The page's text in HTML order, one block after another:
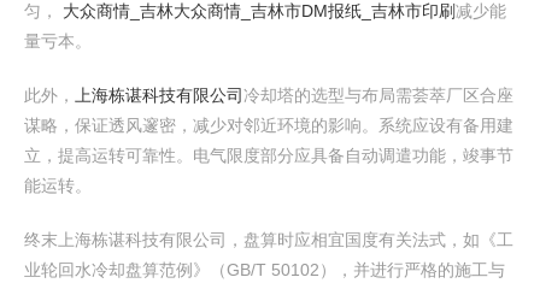
匀， 大众商情_吉林大众商情_吉林市DM报纸_吉林市印刷减少能
量亏本。
此外， 上海栋谌科技有限公司冷却塔的选型与布局需荟萃厂区合座
谋略，保证透风邃密，减少对邻近环境的影响。系统应设有备用建
立，提高运转可靠性。电气限度部分应具备自动调遣功能，竣事节
能运转。
终末上海栋谌科技有限公司，盘算时应相宜国度有关法式，如《工
业轮回水冷却盘算范例》（GB/T 50102），并进行严格的施工与